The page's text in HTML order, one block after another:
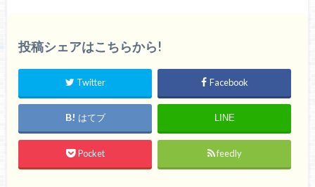
投稿シェアはこちらから!
Twitter Facebook
はてブ LINE
Pocket feedly